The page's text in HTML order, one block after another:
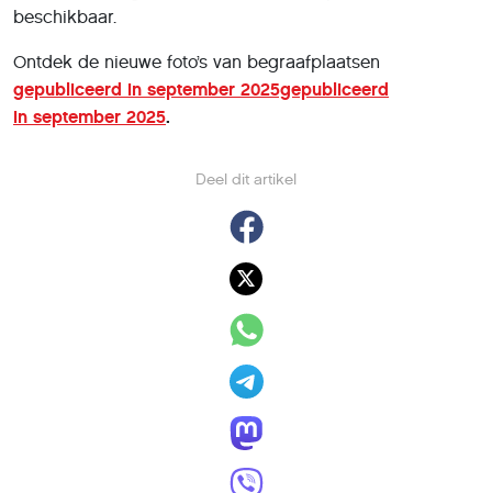
Deel dit artikel
beschikbaar.
Ontdek de nieuwe foto’s van begraafplaatsen
gepubliceerd in september 2025gepubliceerd
in september 2025.